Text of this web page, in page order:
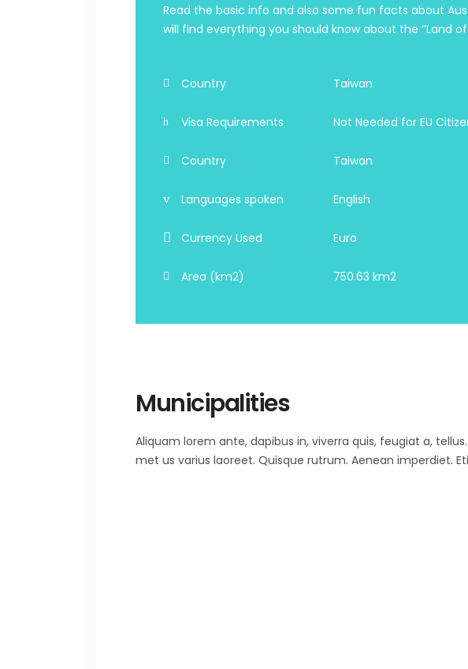
Read the basic info and also some fun facts about
will find everything you should know about the ‘’Land of
Country Taiwan
Visa Requirements Not Needed for EU
Country Taiwan
Languages spoken English
Currency Used Euro
Area (km2) 750.63 km2
Municipalities
Aliquam lorem ante, dapibus in, viverra quis, feugiat a,
met us varius laoreet. Quisque rutrum. Aenean imperdiet.